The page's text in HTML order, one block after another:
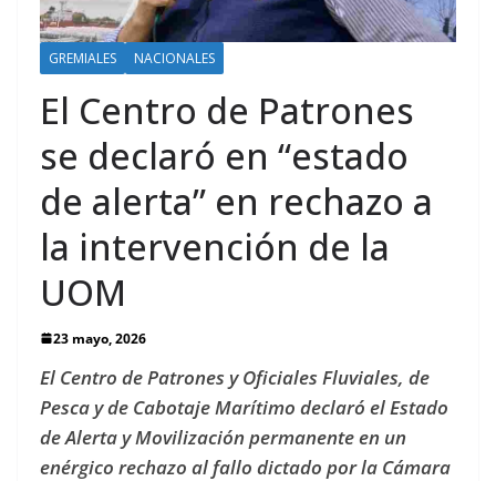
GREMIALES NACIONALES
El Centro de Patrones
se declaró en “estado
de alerta” en rechazo a
la intervención de la
UOM
23 mayo, 2026
El Centro de Patrones y Oficiales Fluviales, de
Pesca y de Cabotaje Marítimo declaró el Estado
de Alerta y Movilización permanente en un
enérgico rechazo al fallo dictado por la Cámara